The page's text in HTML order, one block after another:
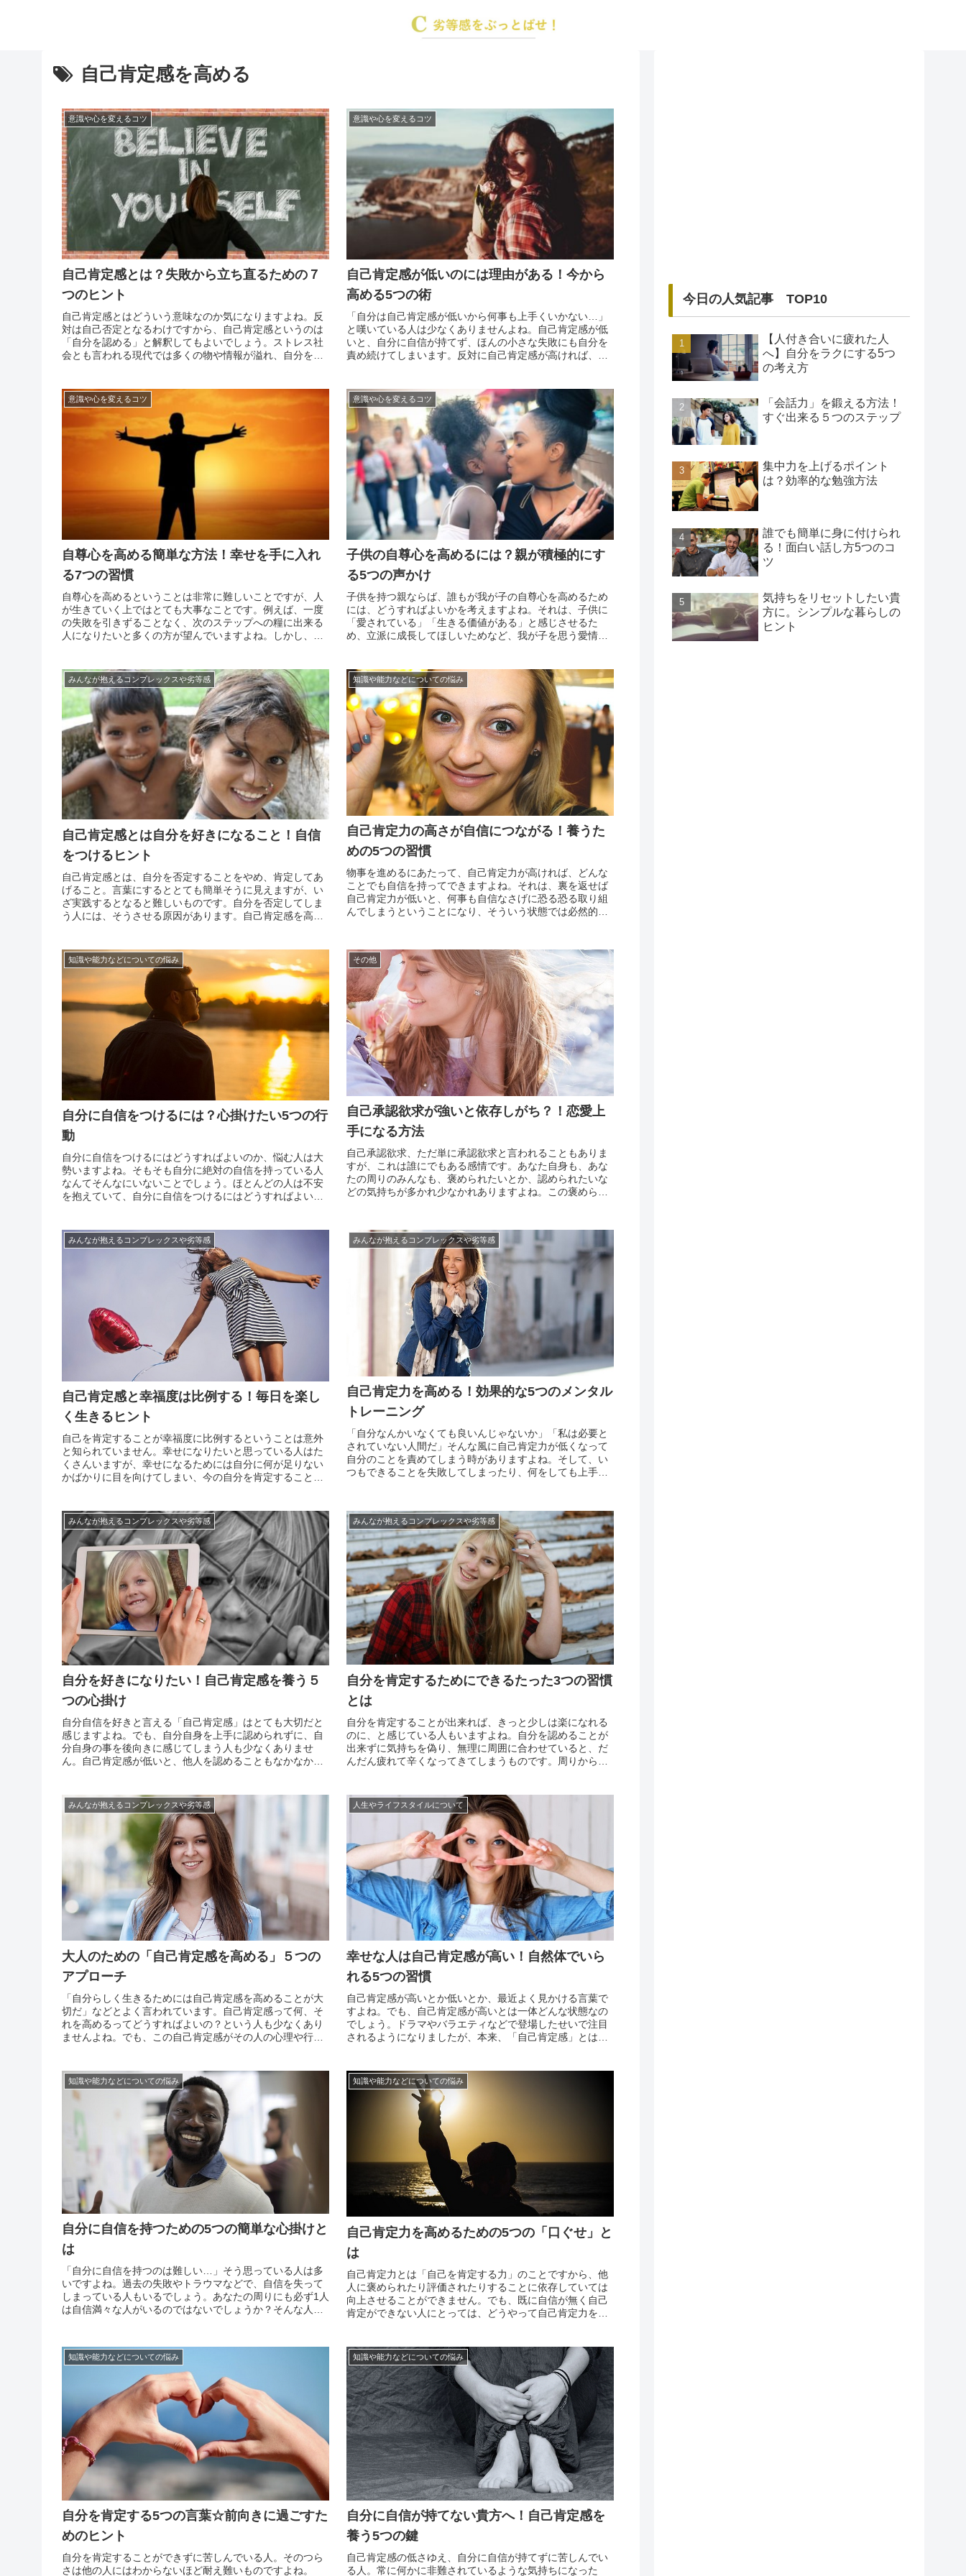
自己肯定感を高める
意識や心を変えるコツ
自己肯定感とは？失敗から立ち直るための７
つのヒント
自己肯定感とはどういう意味なのか気になりますよね。反
対は自己否定となるわけですから、自己肯定感というのは
「自分を認める」と解釈してもよいでしょう。ストレス社
会とも言われる現代では多くの物や情報が溢れ、自分を見
ら立ち直...
意識や心を変えるコツ
自己肯定感が低いのには理由がある！今から
高める5つの術
「自分は自己肯定感が低いから何事も上手くいかない…」
と嘆いている人は少なくありませんよね。自己肯定感が低
いと、自分に自信が持てず、ほんの小さな失敗にも自分を
責め続けてしまいます。反対に自己肯定感が高ければ、自
ことが出...
意識や心を変えるコツ
自尊心を高める簡単な方法！幸せを手に入れ
る7つの習慣
自尊心を高めるということは非常に難しいことですが、人
が生きていく上ではとても大事なことです。例えば、一度
の失敗を引きずることなく、次のステップへの糧に出来る
人になりたいと多くの方が望んでいますよね。しかし、そ
になりが...
意識や心を変えるコツ
子供の自尊心を高めるには？親が積極的にす
る5つの声かけ
子供を持つ親ならば、誰もが我が子の自尊心を高めるため
には、どうすればよいかを考えますよね。それは、子供に
「愛されている」「生きる価値がある」と感じさせるた
め、立派に成長してほしいためなど、我が子を思う愛情が
えに困るも...
みんなが抱えるコンプレックスや劣等感
自己肯定感とは自分を好きになること！自信
をつけるヒント
自己肯定感とは、自分を否定することをやめ、肯定してあ
げること。言葉にするととても簡単そうに見えますが、い
ざ実践するとなると難しいものです。自分を否定してしま
う人には、そうさせる原因があります。自己肯定感を高め
のでしょ...
知識や能力などについての悩み
自己肯定力の高さが自信につながる！養うた
めの5つの習慣
物事を進めるにあたって、自己肯定力が高ければ、どんな
ことでも自信を持ってできますよね。それは、裏を返せば
自己肯定力が低いと、何事も自信なさげに恐る恐る取り組
んでしまうということになり、そういう状態では必然的に
やっても...
知識や能力などについての悩み
自分に自信をつけるには？心掛けたい5つの行
動
自分に自信をつけるにはどうすればよいのか、悩む人は大
勢いますよね。そもそも自分に絶対の自信を持っている人
なんてそんなにいないことでしょう。ほとんどの人は不安
を抱えていて、自分に自信をつけるにはどうすればよいの
を抱えて...
その他
自己承認欲求が強いと依存しがち？！恋愛上
手になる方法
自己承認欲求、ただ単に承認欲求と言われることもありま
すが、これは誰にでもある感情です。あなた自身も、あな
たの周りのみんなも、褒められたいとか、認められたいな
どの気持ちが多かれ少なかれありますよね。この褒められ
です。た...
みんなが抱えるコンプレックスや劣等感
自己肯定感と幸福度は比例する！毎日を楽し
く生きるヒント
自己を肯定することが幸福度に比例するということは意外
と知られていません。幸せになりたいと思っている人はた
くさんいますが、幸せになるためには自分に何が足りない
かばかりに目を向けてしまい、今の自分を肯定することを
福感とい...
みんなが抱えるコンプレックスや劣等感
自己肯定力を高める！効果的な5つのメンタル
トレーニング
「自分なんかいなくても良いんじゃないか」「私は必要と
されていない人間だ」そんな風に自己肯定力が低くなって
自分のことを責めてしまう時がありますよね。そして、い
つもできることを失敗してしまったり、何をしても上手く
右されま...
みんなが抱えるコンプレックスや劣等感
自分を好きになりたい！自己肯定感を養う５
つの心掛け
自分自信を好きと言える「自己肯定感」はとても大切だと
感じますよね。でも、自分自身を上手に認められずに、自
分自身の事を後向きに感じてしまう人も少なくありませ
ん。自己肯定感が低いと、他人を認めることもなかなかで
ョンを取る...
みんなが抱えるコンプレックスや劣等感
自分を肯定するためにできるたった3つの習慣
とは
自分を肯定することが出来れば、きっと少しは楽になれる
のに、と感じている人もいますよね。自分を認めることが
出来ずに気持ちを偽り、無理に周囲に合わせていると、だ
んだん疲れて辛くなってきてしまうものです。周りから信
自分とは...
みんなが抱えるコンプレックスや劣等感
大人のための「自己肯定感を高める」５つの
アプローチ
「自分らしく生きるためには自己肯定感を高めることが大
切だ」などとよく言われています。自己肯定感って何、そ
れを高めるってどうすればよいの？という人も少なくあり
ませんよね。でも、この自己肯定感がその人の心理や行動
はかかせな...
人生やライフスタイルについて
幸せな人は自己肯定感が高い！自然体でいら
れる5つの習慣
自己肯定感が高いとか低いとか、最近よく見かける言葉で
すよね。でも、自己肯定感が高いとは一体どんな状態なの
でしょう。ドラマやバラエティなどで登場したせいで注目
されるようになりましたが、本来、「自己肯定感」とは、
り、意識...
知識や能力などについての悩み
自分に自信を持つための5つの簡単な心掛けと
は
「自分に自信を持つのは難しい…」そう思っている人は多
いですよね。過去の失敗やトラウマなどで、自信を失って
しまっている人もいるでしょう。あなたの周りにも必ず1人
は自信満々な人がいるのではないでしょうか？そんな人は
として...
知識や能力などについての悩み
自己肯定力を高めるための5つの「口ぐせ」と
は
自己肯定力とは「自己を肯定する力」のことですから、他
人に褒められたり評価されたりすることに依存していては
向上させることができません。でも、既に自信が無く自己
肯定ができない人にとっては、どうやって自己肯定力を上
ドルを下...
知識や能力などについての悩み
自分を肯定する5つの言葉☆前向きに過ごすた
めのヒント
自分を肯定することができずに苦しんでいる人。そのつら
さは他の人にはわからないほど耐え難いものですよね。
知識や能力などについての悩み
自分に自信が持てない貴方へ！自己肯定感を
養う5つの鍵
自己肯定感の低さゆえ、自分に自信が持てずに苦しんでい
る人。常に何かに非難されているような気持ちになった
今日の人気記事 TOP10
【人付き合いに疲れた人
へ】自分をラクにする5つ
の考え方
「会話力」を鍛える方法！
すぐ出来る５つのステップ
集中力を上げるポイント
は？効率的な勉強方法
誰でも簡単に身に付けられ
る！面白い話し方5つのコ
ツ
気持ちをリセットしたい貴
方に。シンプルな暮らしの
ヒント